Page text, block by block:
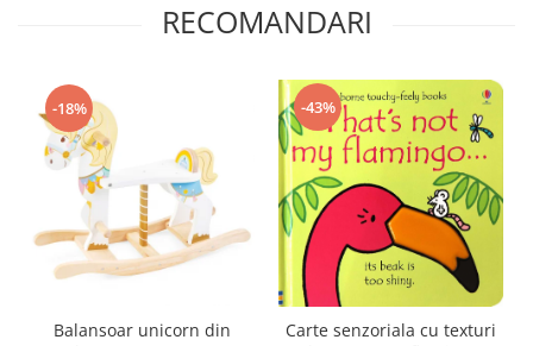
RECOMANDARI
-18%
Balansoar unicorn din
-43%
Carte senzoriala cu texturi